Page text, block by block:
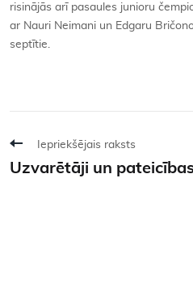
risinājās arī pasaules junioru
ar Nauri Neimani un Edgaru
septītie.
Iepriekšējais raksts
Uzvarētāji un